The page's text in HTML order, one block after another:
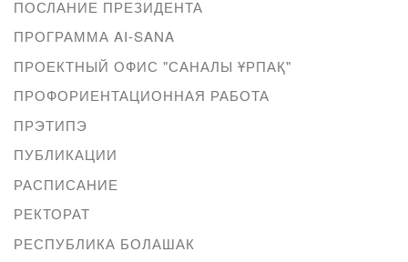
ПОСЛАНИЕ ПРЕЗИДЕНТА
ПРОГРАММА AI-SANA
ПРОЕКТНЫЙ ОФИС "САНАЛЫ ҰРПАҚ"
ПРОФОРИЕНТАЦИОННАЯ РАБОТА
ПРЭТИПЭ
ПУБЛИКАЦИИ
РАСПИСАНИЕ
РЕКТОРАТ
РЕСПУБЛИКА БОЛАШАК